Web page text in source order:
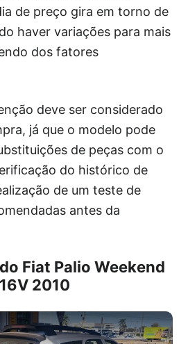
de preço gira em torno de
haver variações para mais
dos fatores
deve ser considerado
já que o modelo pode
de peças com o
do histórico de
de um teste de
antes da
Fiat Palio Weekend
2010